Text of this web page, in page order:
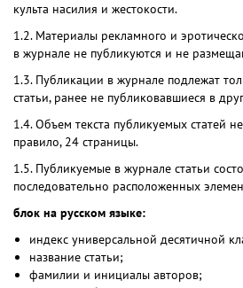
культа насилия и жестокости.
1.2. Материалы рекламного и
в журнале не публикуются и не
1.3. Публикации в журнале подлежат
статьи, ранее не публиковавшиеся в
1.4. Объем текста публикуемых статей
правило, 24 страницы.
1.5. Публикуемые в журнале статьи
последовательно расположенных
блок на русском языке:
индекс универсальной десятичной
название статьи;
фамилии и инициалы авторов;